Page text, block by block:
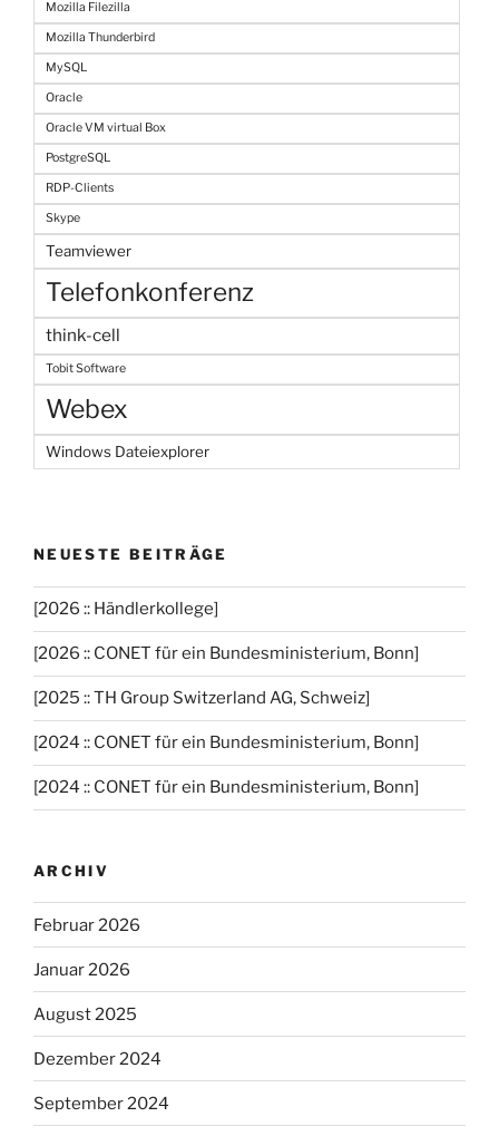
Mozilla Filezilla
Mozilla Thunderbird
MySQL
Oracle
Oracle VM virtual Box
PostgreSQL
RDP-Clients
Skype
Teamviewer
Telefonkonferenz
think-cell
Tobit Software
Webex
Windows Dateiexplorer
NEUESTE BEITRÄGE
[2026 :: Händlerkollege]
[2026 :: CONET für ein Bundesministerium, Bonn]
[2025 :: TH Group Switzerland AG, Schweiz]
[2024 :: CONET für ein Bundesministerium, Bonn]
[2024 :: CONET für ein Bundesministerium, Bonn]
ARCHIV
Februar 2026
Januar 2026
August 2025
Dezember 2024
September 2024